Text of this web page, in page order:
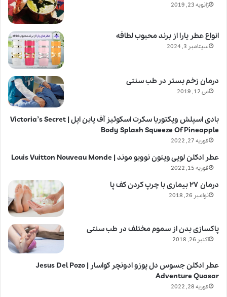
ژانویه 23, 2019
انواع عطر یارا از برند محبوب لطافه
سپتامبر 3, 2024
درمان زخم بستر در طب سنتی
می 12, 2019
بادی اسپلش ویکتوریا سکرت اسکوئیز آف پاین اپل | Victoria’s Secret
Body Splash Squeeze Of Pineapple
فوریه 27, 2022
عطر ادکلن لویی ویتون نوویو موند | Louis Vuitton Nouveau Monde
فوریه 15, 2022
درمان ۲۷ بیماری با چرپ کردن کف پا
نوامبر 26, 2018
پاکسازی بدن از سموم مختلف در طب سنتی
اکتبر 26, 2018
عطر ادکلن جسوس دل پوزو ادونچر کواسار | Jesus Del Pozo
Adventure Quasar
فوریه 28, 2022